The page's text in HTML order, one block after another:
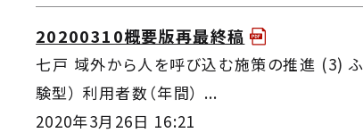
20200310概要版再最終稿
七戸 域外から人を呼び込む施策の推進 (3)
験型） 利用者数（年間） ...
2020年3月26日 16:21